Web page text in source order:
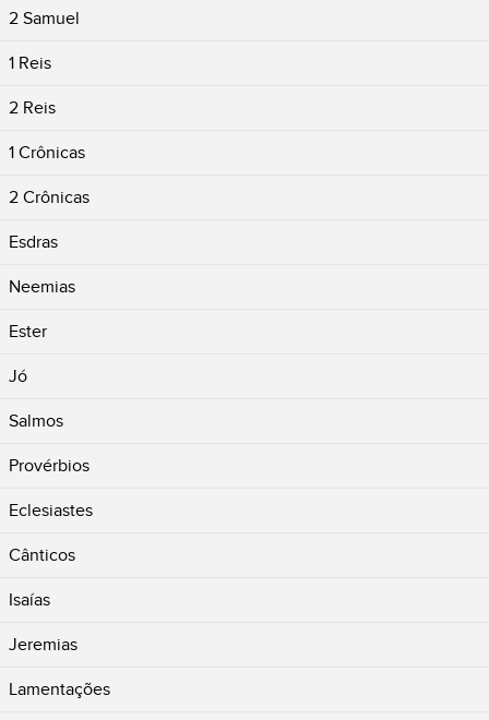
2 Samuel
1 Reis
2 Reis
1 Crônicas
2 Crônicas
Esdras
Neemias
Ester
Jó
Salmos
Provérbios
Eclesiastes
Cânticos
Isaías
Jeremias
Lamentações